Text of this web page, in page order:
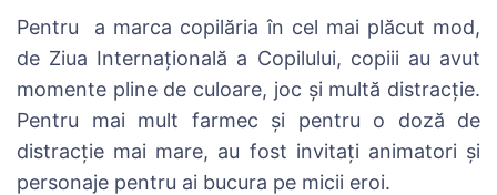
Pentru a marca copilăria în cel mai plăcut mod,
de Ziua Internațională a Copilului, copiii au avut
momente pline de culoare, joc și multă distracție.
Pentru mai mult farmec și pentru o doză de
distracție mai mare, au fost invitați animatori și
personaje pentru ai bucura pe micii eroi.